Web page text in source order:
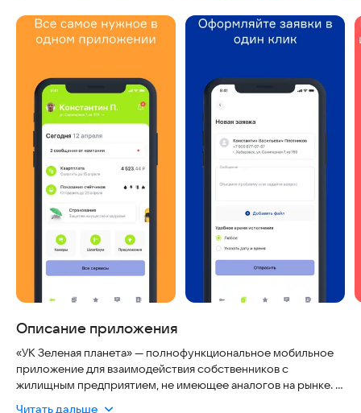
Скриншоты
Описание приложения
«УК Зеленая планета» — полнофункциональное мобильное
приложение для взаимодействия собственников с
жилищным предприятием, не имеющее аналогов на рынке.
Читать дальше